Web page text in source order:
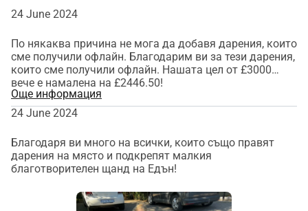
Смятаме, че такава пътуване би било прекрасна
прекараме ценно време заедно, но смятаме, че това
ще бъде изключително обогатяващо преживяване за
нашите студенти. Южна Африка и Кения са
изключително различни страни и вярваме, че
студентите ще се възползват значително от
излагането на напълно различна среда, което ще им
даде представа за огромния набор от възможности,
които са отворени пред тях в този свят.
това, ще бъдем изключително благодарни.
24 June 2024
По някаква причина не мога да добавя дарения, които
сме получили офлайн. Благодарим ви за тези дарения,
които сме получили офлайн. Нашата цел от £3000
вече е намалена на £2446.50!
Още информация
24 June 2024
Благодаря ви много на всички, които също правят
дарения на място и подкрепят малкия
благотворителен щанд на Едън!